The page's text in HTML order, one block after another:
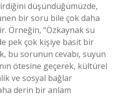
düşündüğümüzde,
bir soru bile çok daha
Örneğin, “Özkaynak su
pek çok kişiye basit bir
bu sorunun cevabı, suyun
ötesine geçerek, kültürel
ve sosyal bağlar
derin bir anlam